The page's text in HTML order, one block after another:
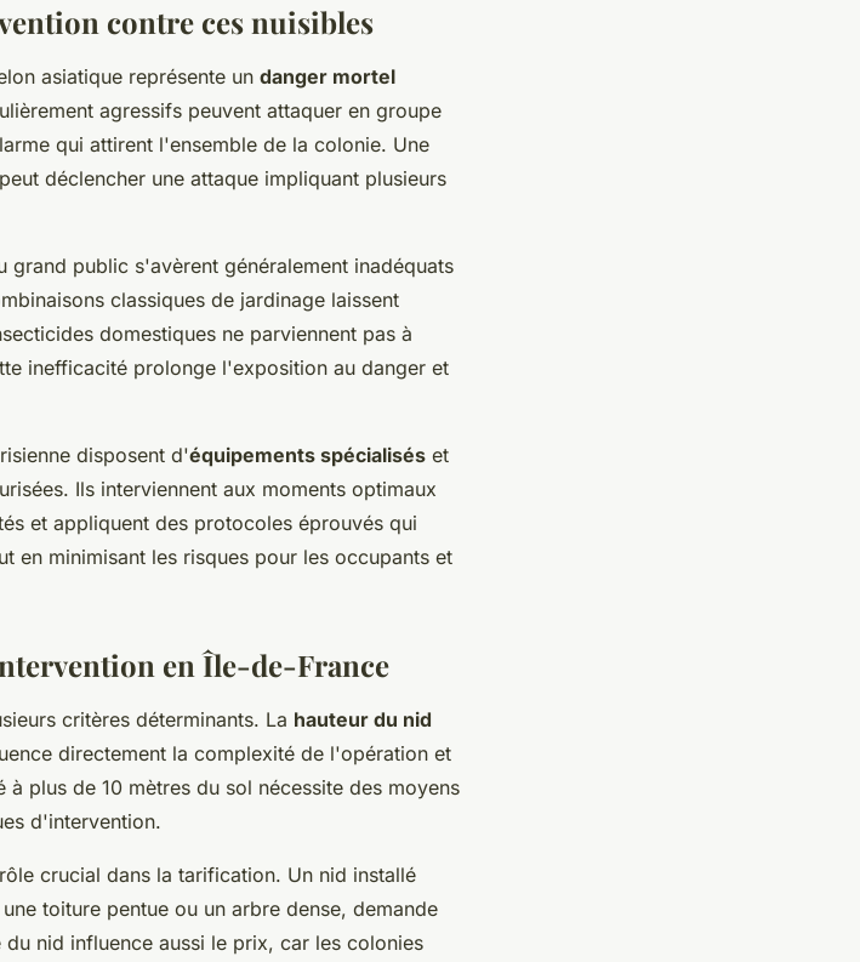
contre ces nuisibles
asiatique représente un danger mortel
agressifs peuvent attaquer en groupe
qui attirent l'ensemble de la colonie. Une
déclencher une attaque impliquant plusieurs
grand public s'avèrent généralement inadéquats
classiques de jardinage laissent
domestiques ne parviennent pas à
inefficacité prolonge l'exposition au danger et
disposent d'équipements spécialisés et
Ils interviennent aux moments optimaux
et appliquent des protocoles éprouvés qui
en minimisant les risques pour les occupants et
en Île-de-France
critères déterminants. La hauteur du nid
directement la complexité de l'opération et
à plus de 10 mètres du sol nécessite des moyens
d'intervention.
crucial dans la tarification. Un nid installé
toiture pentue ou un arbre dense, demande
nid influence aussi le prix, car les colonies